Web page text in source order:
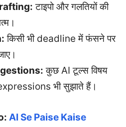
टाइपो और गलतियों की
किसी भी deadline में फंसने पर
कुछ AI टूल्स विषय
भी सुझाते हैं।
AI Se Paise Kaise